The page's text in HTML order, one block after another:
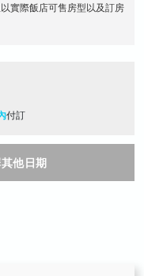
實際飯店可售房型以及訂房
付訂
他日期